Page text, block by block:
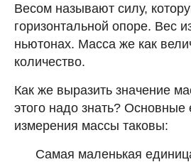
Весом называют силу,
горизонтальной опоре. Вес
ньютонах. Масса же как
количество.
Как же выразить значение
этого надо знать?
измерения массы таковы:
Самая маленькая